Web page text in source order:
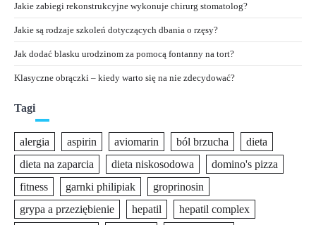
Jakie zabiegi rekonstrukcyjne wykonuje chirurg stomatolog?
Jakie są rodzaje szkoleń dotyczących dbania o rzęsy?
Jak dodać blasku urodzinom za pomocą fontanny na tort?
Klasyczne obrączki – kiedy warto się na nie zdecydować?
Tagi
alergia aspirin aviomarin ból brzucha
dieta
dieta na zaparcia
dieta niskosodowa
domino's pizza
fitness
garnki philipiak
groprinosin
grypa a przeziębienie
hepatil
hepatil complex